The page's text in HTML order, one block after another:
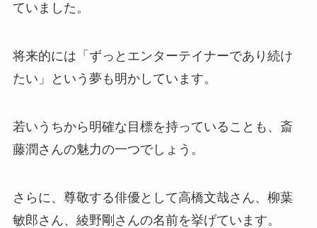
ていました。
将来的には「ずっとエンターテイナーであり続け
たい」という夢も明かしています。
若いうちから明確な目標を持っていることも、斎
藤潤さんの魅力の一つでしょう。
さらに、尊敬する俳優として高橋文哉さん、柳葉
敏郎さん、綾野剛さんの名前を挙げています。